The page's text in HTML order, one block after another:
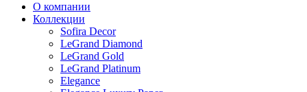
О компании
Коллекции
Sofira Decor
LeGrand Diamond
LeGrand Gold
LeGrand Platinum
Elegance